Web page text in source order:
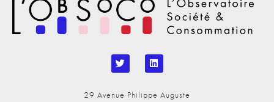
29 Avenue Philippe Auguste